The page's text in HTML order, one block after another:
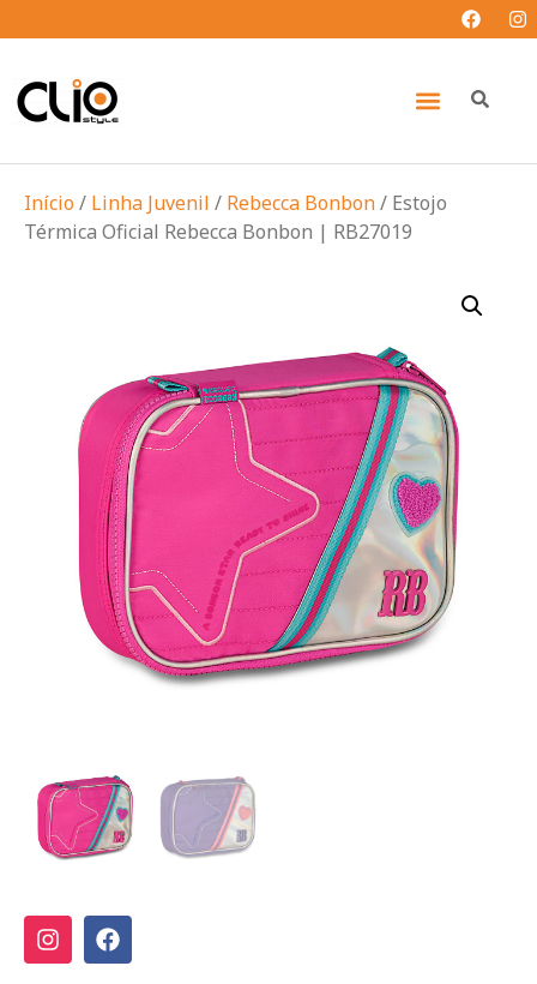
Início / Linha Juvenil / Rebecca Bonbon/ Estojo
Térmica Oficial Rebecca Bonbon | RB27019